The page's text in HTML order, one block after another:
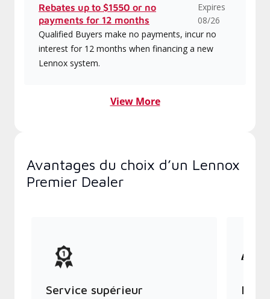
Rebates up to $1550 or no
payments for 12 months
Expires
08/26
Qualified Buyers make no payments, incur no
interest for 12 months when financing a new
Lennox system.
View More
Avantages du choix d’un Lennox
Premier Dealer
Service supérieur